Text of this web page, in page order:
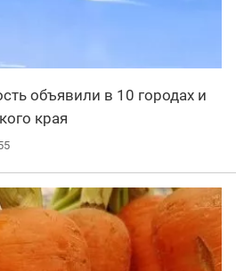
объявили в 10 городах и
края